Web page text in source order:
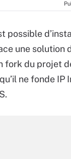
possible
une solution
fork du projet
ne fonde IP